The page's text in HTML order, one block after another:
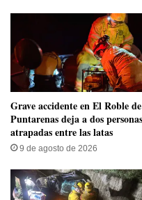
Grave accidente en El Roble de
Puntarenas deja a dos personas
atrapadas entre las latas
9 de agosto de 2026